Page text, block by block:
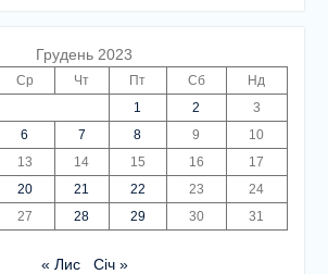
Грудень 2023
Ср Чт Пт Сб
Нд
1
2
3
6 7 8 9
10
13 14 15 16
17
20 21 22 23
24
27 28 29 30 31
« Лис Січ »